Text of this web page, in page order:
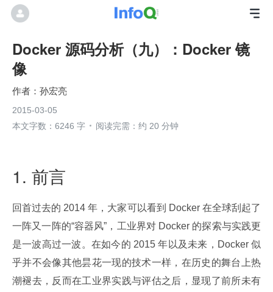
Docker 源码分析（九）：Docker 镜
像
孙宏亮
2015-03-05
本文字数：6246 字
阅读完需：约 20 分钟
1. 前言
回首过去的 2014 年，大家可以看到 Docker 在全球刮起了
一阵又一阵的“容器风”，工业界对 Docker 的探索与实践更
是一波高过一波。在如今的 2015 年以及未来，Docker 似
乎并不会像其他昙花一现的技术一样，在历史的舞台上热
潮褪去，反而在工业界实践与评估之后，显现了前所未有